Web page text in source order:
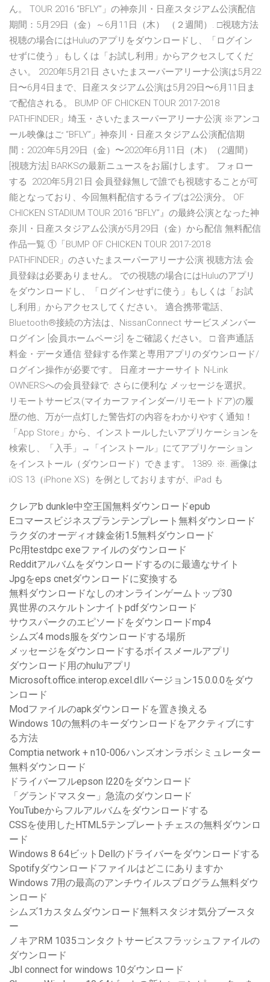
ん。 TOUR 2016 “BFLY”」の神奈川・日産スタジアム公演配信
期間：5月29日（金）～6月11日（木） （２週間）. □視聴方法
視聴の場合にはHuluのアプリをダウンロードし、「ログイン
せずに使う」もしくは「お試し利用」からアクセスしてくだ
さい。 2020年5月21日 さいたまスーパーアリーナ公演は5月22
日〜6月4日まで、日産スタジアム公演は5月29日〜6月11日ま
で配信される。 BUMP OF CHICKEN TOUR 2017-2018
PATHFINDER」埼玉・さいたまスーパーアリーナ公演 ※アンコ
ール映像はご “BFLY”」神奈川・日産スタジアム公演配信期
間：2020年5月29日（金）〜2020年6月11日（木）（2週間）
[視聴方法] BARKSの最新ニュースをお届けします。 フォロー
する 2020年5月21日 会員登録無しで誰でも視聴することが可
能となっており、今回無料配信するライブは2公演分。 OF
CHICKEN STADIUM TOUR 2016 “BFLY”』の最終公演となった神
奈川・日産スタジアム公演が5月29日（金）から配信 無料配信
作品一覧 ①「BUMP OF CHICKEN TOUR 2017-2018
PATHFINDER」のさいたまスーパーアリーナ公演 視聴方法 会
員登録は必要ありません。 での視聴の場合にはHuluのアプリ
をダウンロードし、「ログインせずに使う」もしくは「お試
し利用」からアクセスしてください。 適合携帯電話、
Bluetooth®接続の方法は、NissanConnect サービスメンバー
ログイン [会員ホームページ] をご確認ください。 □ 音声通話
料金・データ通信 登録する作業と専用アプリのダウンロード/
ログイン操作が必要です。 日産オーナーサイト N-Link
OWNERSへの会員登録で. さらに便利な メッセージを選択。
リモートサービス(マイカーファインダー/リモートドア)の履
歴の他、万が一点灯した警告灯の内容をわかりやすく通知！
「App Store」から、インストールしたいアプリケーションを
検索し、「入手」→「インストール」にてアプリケーション
をインストール（ダウンロード）できます。 1389. ※. 画像は
iOS 13（iPhone XS）を例としておりますが、iPad も
クレアb dunkle中空王国無料ダウンロードepub
Eコマースビジネスプランテンプレート無料ダウンロード
ラクダのオーディオ錬金術1.5無料ダウンロード
Pc用testdpc exeファイルのダウンロード
Redditアルバムをダウンロードするのに最適なサイト
Jpgをeps cnetダウンロードに変換する
無料ダウンロードなしのオンラインゲームトップ30
異世界のスケルトンナイトpdfダウンロード
サウスパークのエピソードをダウンロードmp4
シムズ4 mods服をダウンロードする場所
メッセージをダウンロードするボイスメールアプリ
ダウンロード用のhuluアプリ
Microsoft.office.interop.excel.dllバージョン15.0.0.0をダウ
ンロード
Modファイルのapkダウンロードを置き換える
Windows 10の無料のキーダウンロードをアクティブにす
る方法
Comptia network + n10-006ハンズオンラボシミュレーター
無料ダウンロード
ドライバーフルepson l220をダウンロード
「グランドマスター」急流のダウンロード
YouTubeからフルアルバムをダウンロードする
CSSを使用したHTML5テンプレートチェスの無料ダウンロ
ード
Windows 8 64ビットDellのドライバーをダウンロードする
Spotifyダウンロードファイルはどこにありますか
Windows 7用の最高のアンチウイルスプログラム無料ダウ
ンロード
シムズ1カスタムダウンロード無料スタジオ気分ブースタ
ー
ノキアRM 1035コンタクトサービスフラッシュファイルの
ダウンロード
Jbl connect for windows 10ダウンロード